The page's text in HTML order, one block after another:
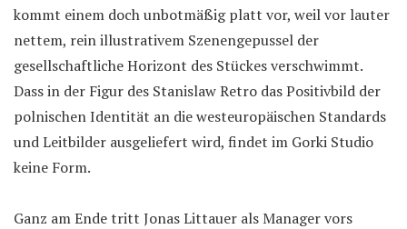
kommt einem doch unbotmäßig platt vor, weil vor lauter
nettem, rein illustrativem Szenengepussel der
gesellschaftliche Horizont des Stückes verschwimmt.
Dass in der Figur des Stanislaw Retro das Positivbild der
polnischen Identität an die westeuropäischen Standards
und Leitbilder ausgeliefert wird, findet im Gorki Studio
keine Form.
Ganz am Ende tritt Jonas Littauer als Manager vors